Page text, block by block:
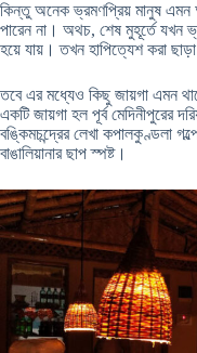
কিন্তু অনেক ভ্রমণপ্রিয় মানুষ এমন
পারেন না। অথচ, শেষ মুহূর্তে যখন
হয়ে যায়। তখন হাপিত্যেশ করা
তবে এর মধ্যেও কিছু জায়গা এমন
একটি জায়গা হল পূর্ব মেদিনীপুরের
বঙ্কিমচন্দ্রের লেখা কপালকুণ্ডলা
বাঙালিয়ানার ছাপ স্পষ্ট।